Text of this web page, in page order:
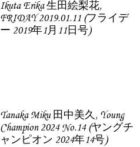
Ikuta Erika 生田絵梨花,
FRIDAY 2019.01.11 (フライデ
ー 2019年1月11日号)
Tanaka Miku 田中美久, Young
Champion 2024 No.14 (ヤングチ
ャンピオン 2024年14号)